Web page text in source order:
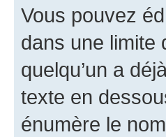
Vous pouvez
dans une limite
quelqu’un a
texte en
énumère le